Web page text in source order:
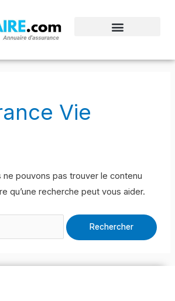
Vie
ne pouvons pas trouver le contenu
qu’une recherche peut vous aider.